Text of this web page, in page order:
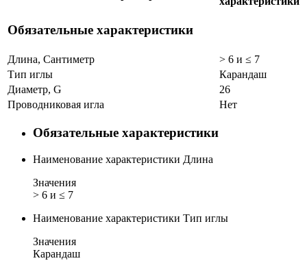
Обязательные характеристики
Длина, Сантиметр
> 6 и ≤ 7
Тип иглы
Карандаш
Диаметр, G
26
Проводниковая игла
Нет
Обязательные характеристики
Наименование характеристики Длина
Значения
> 6 и ≤ 7
Наименование характеристики Тип иглы
Значения
Карандаш